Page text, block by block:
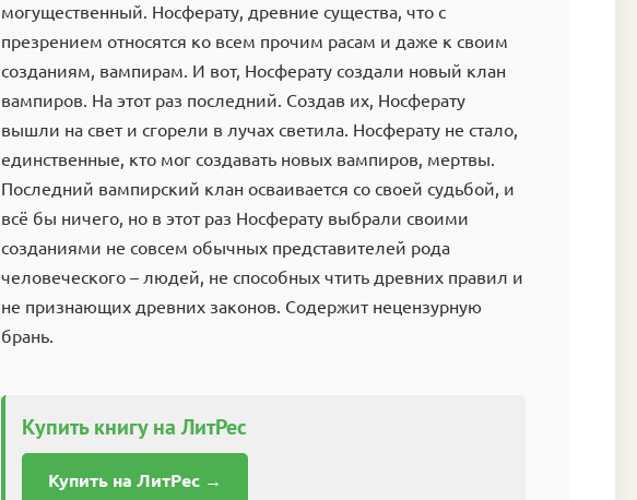
могущественный. Носферату, древние существа, что с
презрением относятся ко всем прочим расам и даже к своим
созданиям, вампирам. И вот, Носферату создали новый клан
вампиров. На этот раз последний. Создав их, Носферату
вышли на свет и сгорели в лучах светила. Носферату не стало,
единственные, кто мог создавать новых вампиров, мертвы.
Последний вампирский клан осваивается со своей судьбой, и
всё бы ничего, но в этот раз Носферату выбрали своими
созданиями не совсем обычных представителей рода
человеческого – людей, не способных чтить древних правил и
не признающих древних законов. Содержит нецензурную
брань.
Купить книгу на ЛитРес
Купить на ЛитРес →